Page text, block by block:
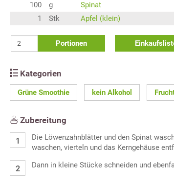
100
g
Spinat
1
Stk Apfel (klein)
Portionen
Kategorien
Grüne Smoothie kein Alkohol
Zubereitung
Die Löwenzahnblätter und den Spinat
waschen, vierteln und das Kerngehäuse
Dann in kleine Stücke schneiden und